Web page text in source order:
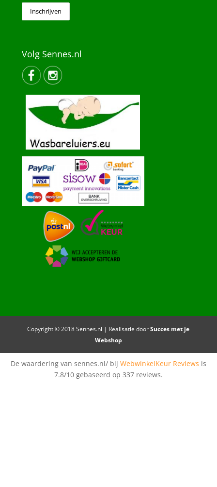
Volg Sennes.nl
Copyright © 2018 Sennes.nl | Realisatie doorSucces met je
Webshop
De waardering van sennes.nl/ bij WebwinkelKeur Reviews is
7.8/10 gebaseerd op 337 reviews.